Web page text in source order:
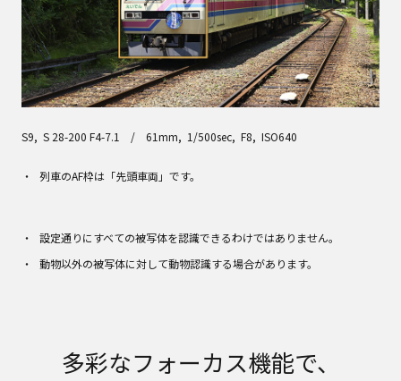
S9, S 28-200 F4-7.1 / 61mm, 1/500sec, F8, ISO640
列車のAF枠は「先頭車両」です。
設定通りにすべての被写体を認識できるわけではありません。
動物以外の被写体に対して動物認識する場合があります。
多彩なフォーカス機能で、